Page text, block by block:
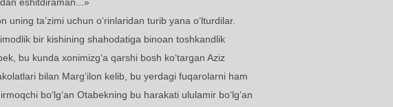
uning ta’zimi uchun o‘rinlaridan turib yana o‘lturdilar.
bir kishining shahodatiga binoan toshkandlik
bu kunda xonimizg‘a qarshi bosh ko‘targan Aziz
bilan Marg‘ilon kelib, bu yerdagi fuqarolarni ham
bo‘lg‘an Otabekning bu harakati ululamir bo‘lg‘an